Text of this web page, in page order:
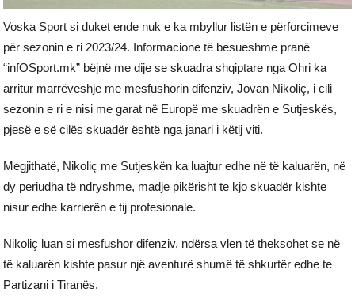
Voska Sport si duket ende nuk e ka mbyllur listën e përforcimeve
për sezonin e ri 2023/24. Informacione të besueshme pranë
“infOSport.mk” bëjnë me dije se skuadra shqiptare nga Ohri ka
arritur marrëveshje me mesfushorin difenziv, Jovan Nikoliç, i cili
sezonin e ri e nisi me garat në Europë me skuadrën e Sutjeskës,
pjesë e së cilës skuadër është nga janari i këtij viti.
Megjithatë, Nikoliç me Sutjeskën ka luajtur edhe në të kaluarën, në
dy periudha të ndryshme, madje pikërisht te kjo skuadër kishte
nisur edhe karrierën e tij profesionale.
Nikoliç luan si mesfushor difenziv, ndërsa vlen të theksohet se në
të kaluarën kishte pasur një aventurë shumë të shkurtër edhe te
Partizani i Tiranës.